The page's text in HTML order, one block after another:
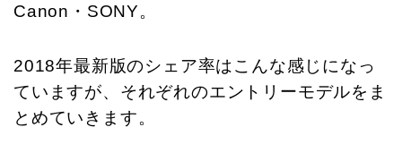
Canon・SONY。
2018年最新版のシェア率はこんな感じになっ
ていますが、それぞれのエントリーモデルをま
とめていきます。